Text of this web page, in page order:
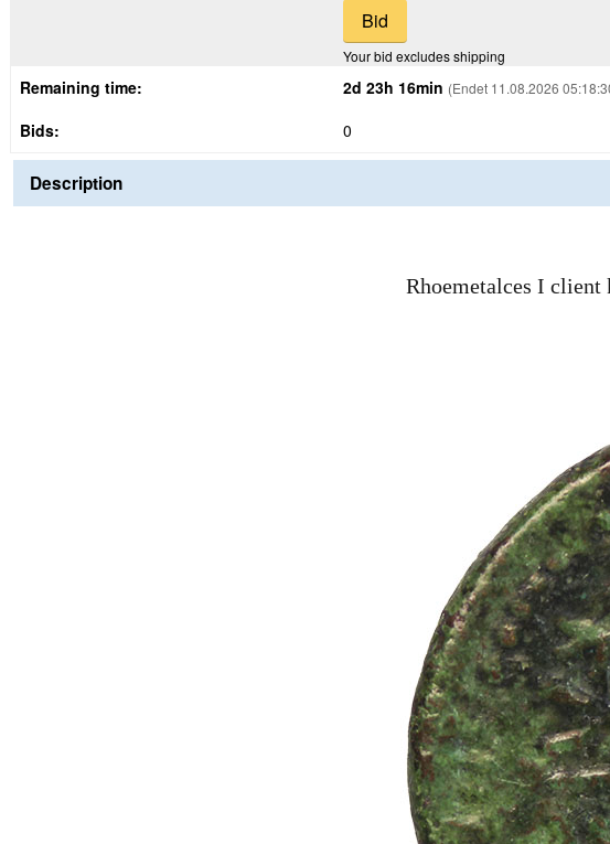
Your bid excludes shipping
Remaining time: 2d 23h 16min (Endet 11.08.2026
Bids: 0
Description
Rhoemetalces I